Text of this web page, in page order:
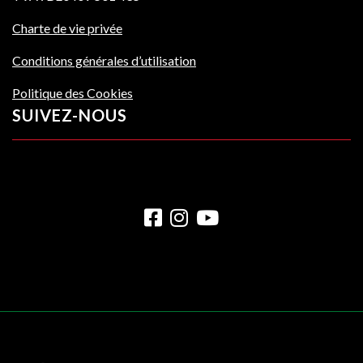
Charte de vie privée
Conditions générales d’utilisation
Politique des Cookies
SUIVEZ-NOUS